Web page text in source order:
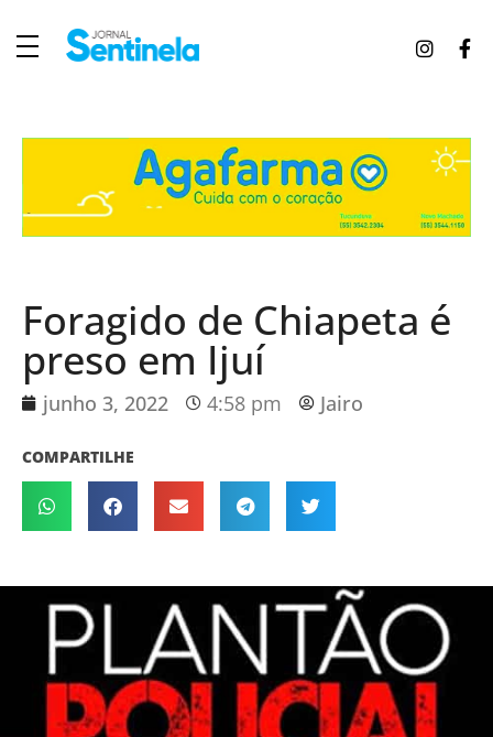
Foragido de Chiapeta é
preso em Ijuí
junho 3, 2022 4:58 pm Jairo
COMPARTILHE